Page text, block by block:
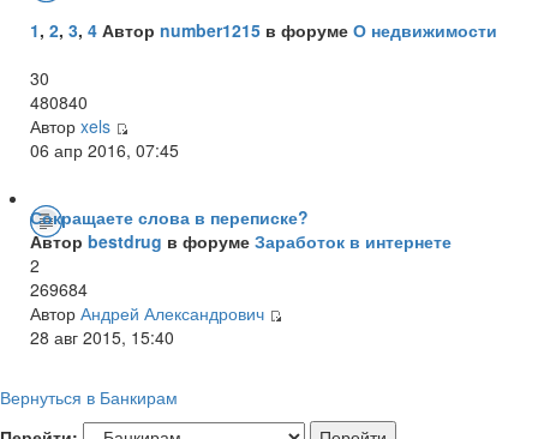
1, 2, 3, 4 Автор number1215 в форуме О недвижимости
30
480840
Автор xels
06 апр 2016, 07:45
Сокращаете слова в переписке?
Автор bestdrug в форуме Заработок в интернете
2
269684
Автор Андрей Александрович
28 авг 2015, 15:40
Вернуться в Банкирам